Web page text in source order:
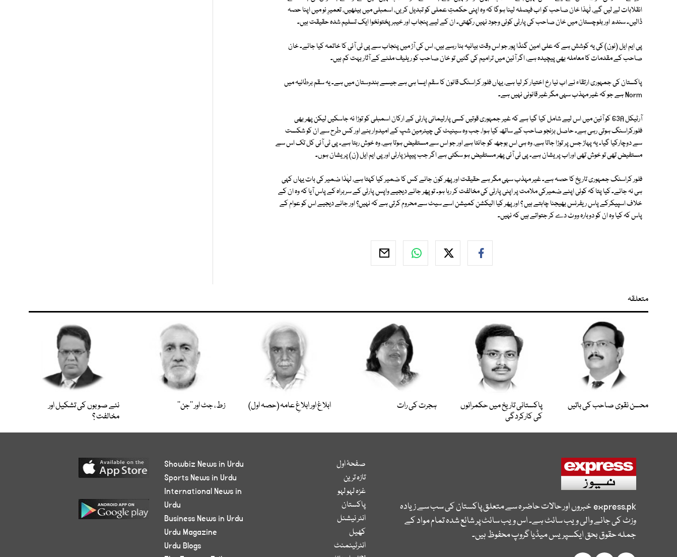
انقلابات لے لیں گے، لٰہذا خان صاحب کو اب فیصلہ لینا ہوگا کہ وہ اپنی حکمتِ عملی کو تبدیل کریں، اسمبلی میں بیٹھیں، تعمیرِ نو میں اپنا حصہ
ڈالیں۔ سندھ اور بلوچستان میں خان صاحب کی پارٹی کوئی وجود نہیں رکھتی۔ ان کے لیے پنجاب اور خیبر پختونخوا ایک تسلیم شدہ حقیقت ہیں۔
پی ایم ایل (نون) کی یہ کوشش ہے کہ علی امین گنڈا پور جو اس وقت بیانیہ بنا رہے ہیں، اس کی آڑ میں پنجاب سے پی ٹی آئی کا خاتمہ کیا جائے۔ خان
صاحب کے مقدمات کا معاملہ بھی پیچیدہ ہے، اگر آئین میں ترامیم کی گئیں تو خان صاحب کو ریلیف ملنے کے آثار بہت کم ہیں۔
پاکستان کی جمہوری ارتقاء نے اب نیا رخ اختیار کر لیا ہے، یہاں فلور کراسنگ قانون کا سقم ایسا ہی ہے جیسے ہندوستان میں ہے۔ یہ سقم برطانیہ میں
Norm ہے جو کہ غیر مہذب سہی مگر غیر قانونی نہیں ہے۔
آرٹیکل 63A کو آئین میں اس لیے شامل کیا گیا ہے کہ غیر جمہوری قوتیں کسی پارلیمانی پارٹی کے ارکان اسمبلی کو توڑا نہ جاسکیں لیکن پھر بھی
فلورکراسنگ ہوتی رہی ہے۔ حاصل بزنجو صاحب کے ساتھ کیا ہوا، جب وہ سینیٹ کی چیئرمین شپ کے امیدوار بنے اور کس طرح سے ان کو شکست
سے دوچارکیا گیا۔ یہ پہاڑ جس پر توڑا جاتا ہے، وہ ہی اس بوجھ کو جانتا ہے اور جو اس سے مستفیض ہوتا ہے، وہ خوش رہتا ہے۔ پی ٹی آئی کل تک اس سے
مستفیض تھی تو خوش تھی اوراب پریشان ہے۔ پی ٹی آئی پھر مستفیض ہو سکتی ہے اگر جب پیپلز پارٹی اور پی ایم ایل (ن) پریشان ہوں۔
فلور کراسنگ جمہوری تاریخ کا حصہ ہے۔ غیر مہذب سہی مگر ہے حقیقت اور پھر کون جانے کس کا ضمیر کیا کہتا ہے، لہٰذا ضمیر کی بات یہاں کہی
ہی نہ جائے۔ کیا پتا کہ کوئی اپنے ضمیرکی ملامت پر اپنی پارٹی کی مخالفت کر رہا ہو۔ تو پھر جانے دیجیے واپس پارٹی کے سربراہ کے پاس آیا کہ وہ ان کے
خلاف اسپیکرکے پاس ریفرنس بھیجنا چاہتے ہیں ؟ اور پھر کیا الیکشن کمیشن اسے سیٹ سے محروم کرتی ہے کہ نہیں؟ اور جانے دیجیے اس کو عوام کے
پاس کہ کیا وہ ان کو دوبارہ ووٹ دے کر جتواتے ہیں کہ نہیں۔
متعلقہ
محسن نقوی صاحب کی باتیں
پاکستانی تاریخ میں حکمرانوں
کی کارکردگی
ہجرت کی رات ابلاغ اور ابلاغِ عامہ (حصہ اول) زط، جٹ اور ’’جن‘‘
نئے صوبوں کی تشکیل اور
مخالفت ؟
express.pkخبروں اور حالات حاضرہ سے متعلق پاکستان کی سب سے زیادہ
وزٹ کی جانے والی ویب سائٹ ہے۔ اس ویب سائٹ پر شائع شدہ تمام مواد کے
جملہ حقوق بحق ایکسپریس میڈیا گروپ محفوظ ہیں۔
صفحۂ اول
تازہ ترین
غزہ لہو لہو
پاکستان
انٹر نیشنل
کھیل
انٹرٹینمنٹ
Showbiz News in Urdu
Sports News in Urdu
International News in
Urdu
Business News in Urdu
Urdu Magazine
Urdu Blogs